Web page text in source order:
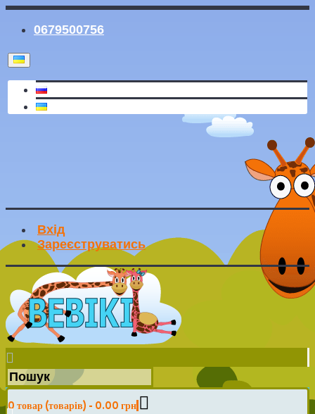
0679500756
Вхід
Зареєструватись
0 товар (товарів) - 0.00 грн